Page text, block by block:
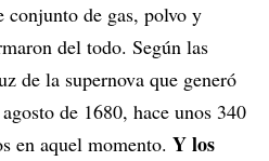
conjunto de gas, polvo y
del todo. Según las
de la supernova que generó
de 1680, hace unos 340
en aquel momento. Y los